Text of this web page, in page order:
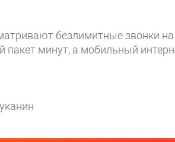
безлимитные звонки
пакет минут, а мобильный